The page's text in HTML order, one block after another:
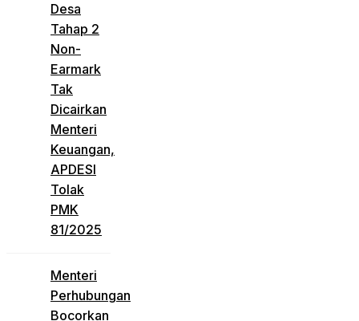
Desa
Tahap 2
Non-
Earmark
Tak
Dicairkan
Menteri
Keuangan,
APDESI
Tolak
PMK
81/2025
Menteri
Perhubungan
Bocorkan